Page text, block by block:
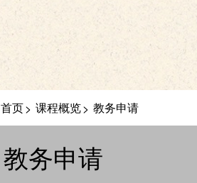
首页> 课程概览> 教务申请
教务申请